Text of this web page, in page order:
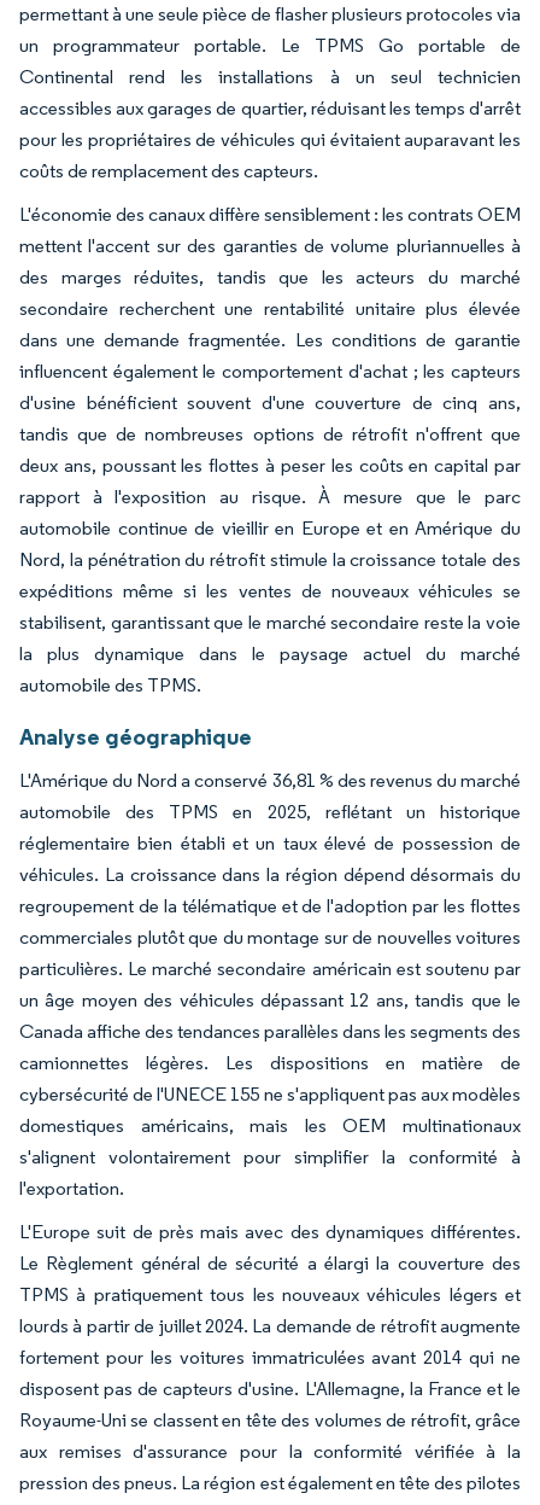
permettant à une seule pièce de flasher plusieurs protocoles via
un programmateur portable. Le TPMS Go portable de
Continental rend les installations à un seul technicien
accessibles aux garages de quartier, réduisant les temps d'arrêt
pour les propriétaires de véhicules qui évitaient auparavant les
coûts de remplacement des capteurs.
L'économie des canaux diffère sensiblement : les contrats OEM
mettent l'accent sur des garanties de volume pluriannuelles à
des marges réduites, tandis que les acteurs du marché
secondaire recherchent une rentabilité unitaire plus élevée
dans une demande fragmentée. Les conditions de garantie
influencent également le comportement d'achat ; les capteurs
d'usine bénéficient souvent d'une couverture de cinq ans,
tandis que de nombreuses options de rétrofit n'offrent que
deux ans, poussant les flottes à peser les coûts en capital par
rapport à l'exposition au risque. À mesure que le parc
automobile continue de vieillir en Europe et en Amérique du
Nord, la pénétration du rétrofit stimule la croissance totale des
expéditions même si les ventes de nouveaux véhicules se
stabilisent, garantissant que le marché secondaire reste la voie
la plus dynamique dans le paysage actuel du marché
automobile des TPMS.
Analyse géographique
L'Amérique du Nord a conservé 36,81 % des revenus du marché
automobile des TPMS en 2025, reflétant un historique
réglementaire bien établi et un taux élevé de possession de
véhicules. La croissance dans la région dépend désormais du
regroupement de la télématique et de l'adoption par les flottes
commerciales plutôt que du montage sur de nouvelles voitures
particulières. Le marché secondaire américain est soutenu par
un âge moyen des véhicules dépassant 12 ans, tandis que le
Canada affiche des tendances parallèles dans les segments des
camionnettes légères. Les dispositions en matière de
cybersécurité de l'UNECE 155 ne s'appliquent pas aux modèles
domestiques américains, mais les OEM multinationaux
s'alignent volontairement pour simplifier la conformité à
l'exportation.
L'Europe suit de près mais avec des dynamiques différentes.
Le Règlement général de sécurité a élargi la couverture des
TPMS à pratiquement tous les nouveaux véhicules légers et
lourds à partir de juillet 2024. La demande de rétrofit augmente
fortement pour les voitures immatriculées avant 2014 qui ne
disposent pas de capteurs d'usine. L'Allemagne, la France et le
Royaume-Uni se classent en tête des volumes de rétrofit, grâce
aux remises d'assurance pour la conformité vérifiée à la
pression des pneus. La région est également en tête des pilotes